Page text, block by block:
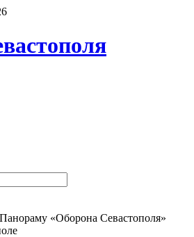
Панораму «Оборона Севастополя»